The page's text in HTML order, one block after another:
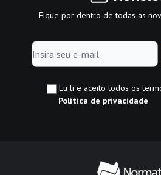
Fique por dentro de todas as
Eu li e aceito todos os
Política de privacidade